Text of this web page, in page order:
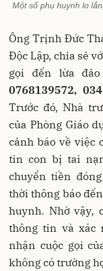
Một số phụ huynh lo
Ông Trịnh Đức
Độc Lập, chia sẻ
gọi đến lừa
0768139572,
Trước đó, Nhà
của Phòng Giáo
cảnh báo về việc
tin con bị tai
chuyển tiền
thời thông báo
huynh. Nhờ vậy,
thông tin và xác
nhận cuộc gọi
không có trường